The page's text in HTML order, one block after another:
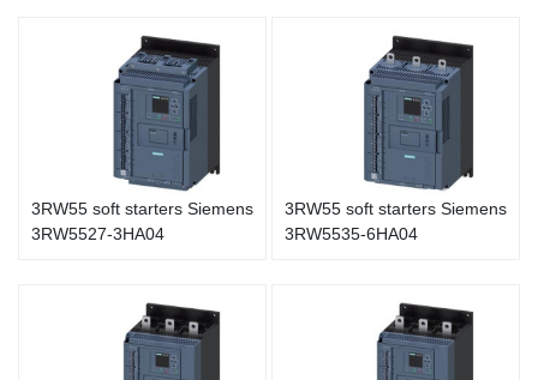
3RW55 soft starters Siemens
3RW5527-3HA04
3RW55 soft starters Siemens
3RW5535-6HA04